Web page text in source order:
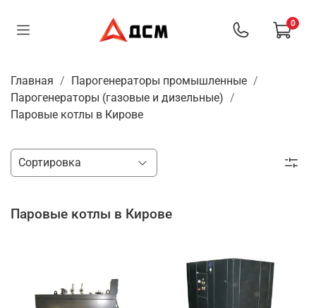
0
Главная
Парогенераторы промышленные
Парогенераторы (газовые и дизельные)
Паровые котлы в Кирове
Паровые котлы в Кирове